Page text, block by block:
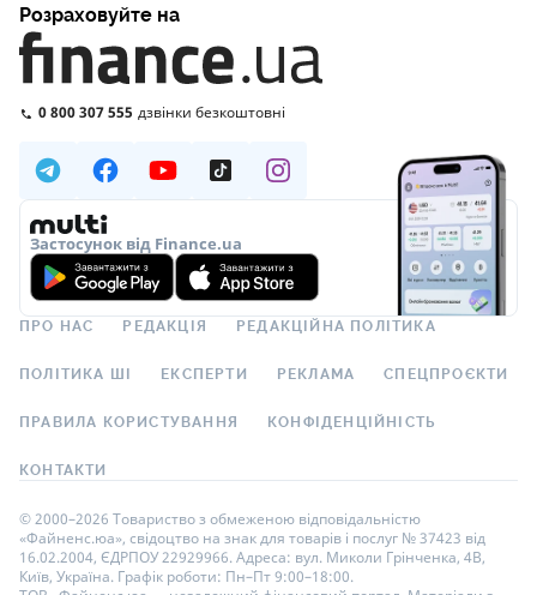
Розраховуйте на
0 800 307 555 дзвінки безкоштовні
Застосунок від Finance.ua
ПРО НАС РЕДАКЦІЯ РЕДАКЦІЙНА ПОЛІТИКА
ПОЛІТИКА ШІ ЕКСПЕРТИ РЕКЛАМА СПЕЦПРОЄКТИ
ПРАВИЛА КОРИСТУВАННЯ КОНФІДЕНЦІЙНІСТЬ
КОНТАКТИ
© 2000–2026 Товариство з обмеженою відповідальністю
«Файненс.юа», свідоцтво на знак для товарів і послуг № 37423 від
16.02.2004, ЄДРПОУ 22929966. Адреса: вул. Миколи Грінченка, 4В,
Київ, Україна. Графік роботи: Пн–Пт 9:00–18:00.